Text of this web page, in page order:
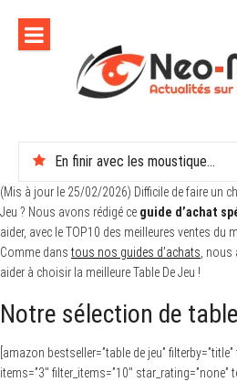
contenu
En finir avec les moustiques cet été
(Mis à jour le 25/02/2026) Difficile de faire un
Jeu ? Nous avons rédigé ce guide d’achat
aider, avec le TOP10 des meilleures ventes du
Comme dans tous nos guides d’achats ,
aider à choisir la meilleure Table De Jeu !
Notre sélection de
[amazon bestseller=”table de jeu” filterby=”title”
items=”3″ filter_items=”10″